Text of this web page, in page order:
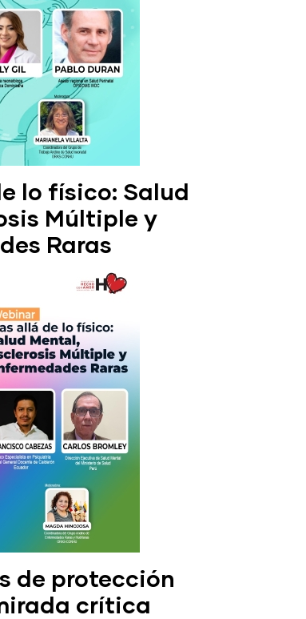
lo físico: Salud
Múltiple y
Raras
de protección
crítica